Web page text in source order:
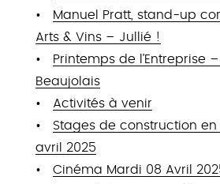
Manuel Pratt, stand-up
Arts & Vins – Jullié !
Printemps de l’Entreprise
Beaujolais
Activités à venir
Stages de construction
avril 2025
Cinéma Mardi 08 Avril